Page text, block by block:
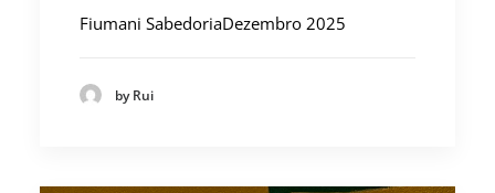
Fiumani SabedoriaDezembro 2025
by Rui